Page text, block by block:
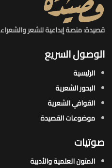
قصيدة: منصة إبداعية للشعر والشعراء
الوصول السريع
الرئيسية
البحور الشعرية​
القوافي الشعرية​
موضوعات القصيدة​
صوتيات
المتون العلمية والأدبية